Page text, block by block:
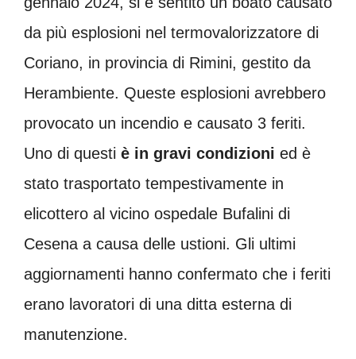
da più esplosioni nel termovalorizzatore di
Coriano, in provincia di Rimini, gestito da
Herambiente. Queste esplosioni avrebbero
provocato un incendio e causato 3 feriti.
Uno di questi è in gravi condizioni ed è
stato trasportato tempestivamente in
elicottero al vicino ospedale Bufalini di
Cesena a causa delle ustioni. Gli ultimi
aggiornamenti hanno confermato che i feriti
erano lavoratori di una ditta esterna di
manutenzione.